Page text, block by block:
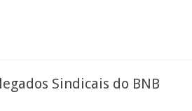
Sindicais do BNB